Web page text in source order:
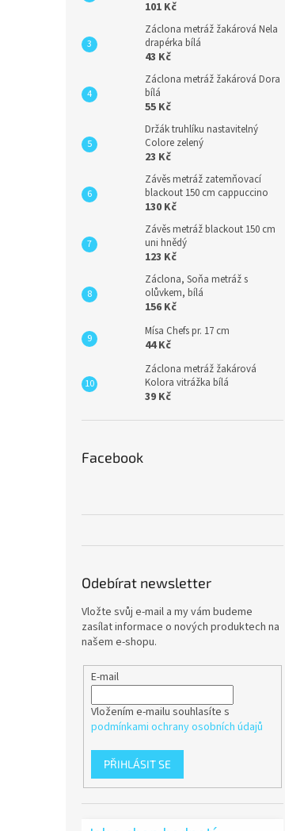
101 Kč
Záclona metráž žakárová Nela
drapérka bílá
43 Kč
Záclona metráž žakárová Dora
bílá
55 Kč
Držák truhlíku nastavitelný
Colore zelený
23 Kč
Závěs metráž zatemňovací
blackout 150 cm cappuccino
130 Kč
Závěs metráž blackout 150 cm
uni hnědý
123 Kč
Záclona, Soňa metráž s
olůvkem, bílá
156 Kč
Mísa Chefs pr. 17 cm
44 Kč
Záclona metráž žakárová
Kolora vitrážka bílá
39 Kč
Facebook
Odebírat newsletter
Vložte svůj e-mail a my vám budeme
zasílat informace o nových produktech na
našem e-shopu.
E-mail
Vložením e-mailu souhlasíte s
podmínkami ochrany osobních údajů
PŘIHLÁSIT SE